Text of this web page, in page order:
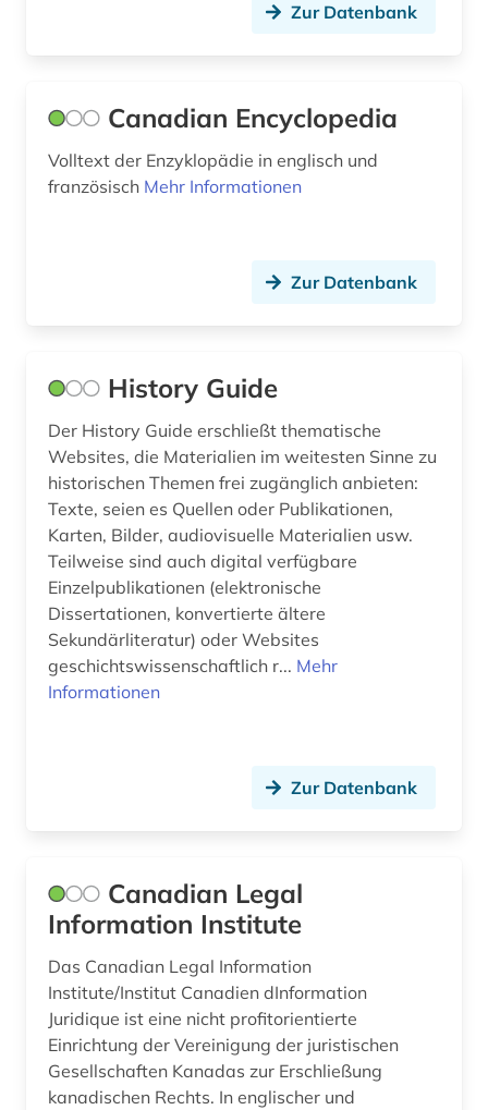
kanada (65)
kolonie (1)
landeskunde (4)
law (1)
lexikon (1)
lgbt (1)
lgbtq+ (1)
literatur (4)
menschenrecht (2)
mitteleuropa (1)
musikwissenschaft (1)
naturwissenschaften (1)
Zur Datenbank
Canadian Encyclopedia
Volltext der Enzyklopädie in englisch und
französisch Mehr Informationen
Zur Datenbank
History Guide
Der History Guide erschließt thematische
Websites, die Materialien im weitesten Sinne zu
historischen Themen frei zugänglich anbieten:
Texte, seien es Quellen oder Publikationen,
Karten, Bilder, audiovisuelle Materialien usw.
Teilweise sind auch digital verfügbare
Einzelpublikationen (elektronische
Dissertationen, konvertierte ältere
Sekundärliteratur) oder Websites
geschichtswissenschaftlich r... Mehr
Informationen
Zur Datenbank
Canadian Legal
Information Institute
Das Canadian Legal Information
Institute/Institut Canadien dInformation
Juridique ist eine nicht profitorientierte
Einrichtung der Vereinigung der juristischen
Gesellschaften Kanadas zur Erschließung
kanadischen Rechts. In englischer und